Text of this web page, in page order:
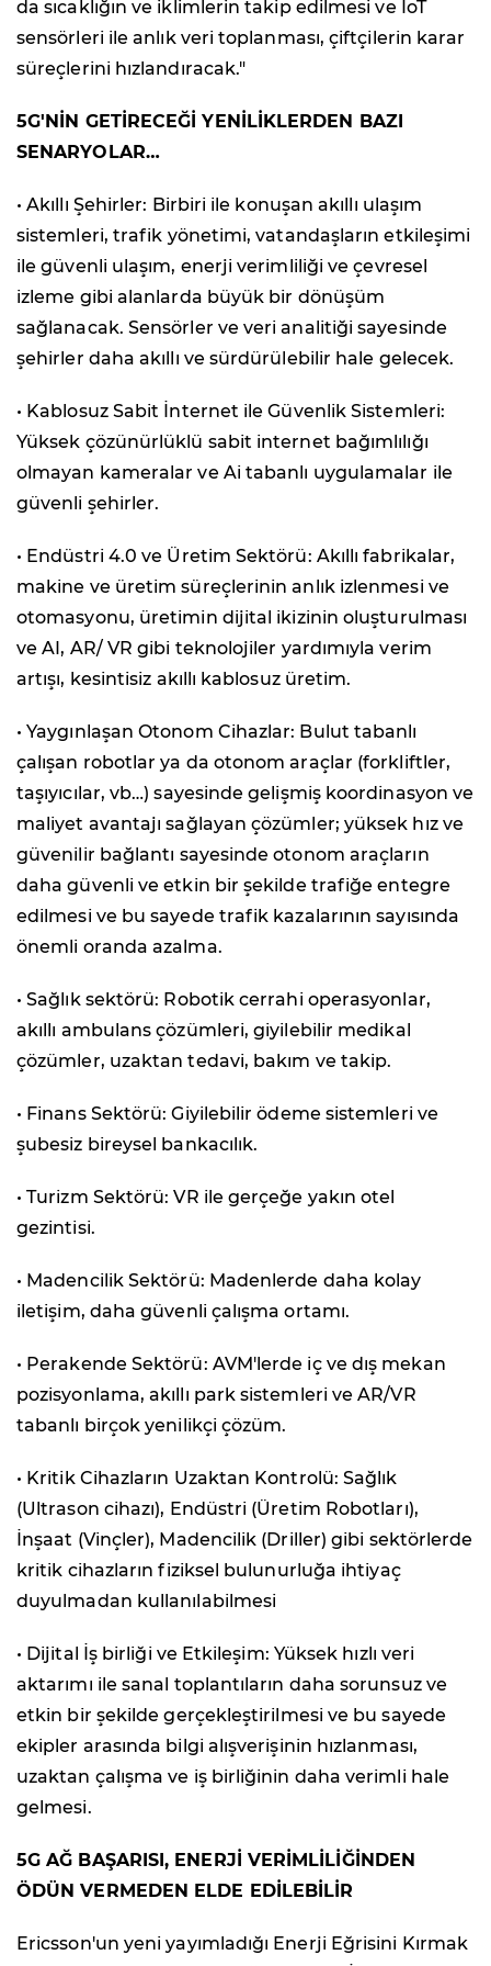
da sıcaklığın ve iklimlerin takip edilmesi ve IoT
sensörleri ile anlık veri toplanması, çiftçilerin karar
süreçlerini hızlandıracak."
5G'NİN GETİRECEĞİ YENİLİKLERDEN BAZI
SENARYOLAR…
• Akıllı Şehirler: Birbiri ile konuşan akıllı ulaşım
sistemleri, trafik yönetimi, vatandaşların etkileşimi
ile güvenli ulaşım, enerji verimliliği ve çevresel
izleme gibi alanlarda büyük bir dönüşüm
sağlanacak. Sensörler ve veri analitiği sayesinde
şehirler daha akıllı ve sürdürülebilir hale gelecek.
• Kablosuz Sabit İnternet ile Güvenlik Sistemleri:
Yüksek çözünürlüklü sabit internet bağımlılığı
olmayan kameralar ve Ai tabanlı uygulamalar ile
güvenli şehirler.
• Endüstri 4.0 ve Üretim Sektörü: Akıllı fabrikalar,
makine ve üretim süreçlerinin anlık izlenmesi ve
otomasyonu, üretimin dijital ikizinin oluşturulması
ve AI, AR/ VR gibi teknolojiler yardımıyla verim
artışı, kesintisiz akıllı kablosuz üretim.
• Yaygınlaşan Otonom Cihazlar: Bulut tabanlı
çalışan robotlar ya da otonom araçlar (forkliftler,
taşıyıcılar, vb…) sayesinde gelişmiş koordinasyon ve
maliyet avantajı sağlayan çözümler; yüksek hız ve
güvenilir bağlantı sayesinde otonom araçların
daha güvenli ve etkin bir şekilde trafiğe entegre
edilmesi ve bu sayede trafik kazalarının sayısında
önemli oranda azalma.
• Sağlık sektörü: Robotik cerrahi operasyonlar,
akıllı ambulans çözümleri, giyilebilir medikal
çözümler, uzaktan tedavi, bakım ve takip.
• Finans Sektörü: Giyilebilir ödeme sistemleri ve
şubesiz bireysel bankacılık.
• Turizm Sektörü: VR ile gerçeğe yakın otel
gezintisi.
• Madencilik Sektörü: Madenlerde daha kolay
iletişim, daha güvenli çalışma ortamı.
• Perakende Sektörü: AVM'lerde iç ve dış mekan
pozisyonlama, akıllı park sistemleri ve AR/VR
tabanlı birçok yenilikçi çözüm.
• Kritik Cihazların Uzaktan Kontrolü: Sağlık
(Ultrason cihazı), Endüstri (Üretim Robotları),
İnşaat (Vinçler), Madencilik (Driller) gibi sektörlerde
kritik cihazların fiziksel bulunurluğa ihtiyaç
duyulmadan kullanılabilmesi
• Dijital İş birliği ve Etkileşim: Yüksek hızlı veri
aktarımı ile sanal toplantıların daha sorunsuz ve
etkin bir şekilde gerçekleştirilmesi ve bu sayede
ekipler arasında bilgi alışverişinin hızlanması,
uzaktan çalışma ve iş birliğinin daha verimli hale
gelmesi.
5G AĞ BAŞARISI, ENERJİ VERİMLİLİĞİNDEN
ÖDÜN VERMEDEN ELDE EDİLEBİLİR
Ericsson'un yeni yayımladığı Enerji Eğrisini Kırmak